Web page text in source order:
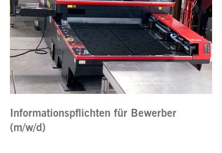
Informationspflichten für Bewerber
(m/w/d)